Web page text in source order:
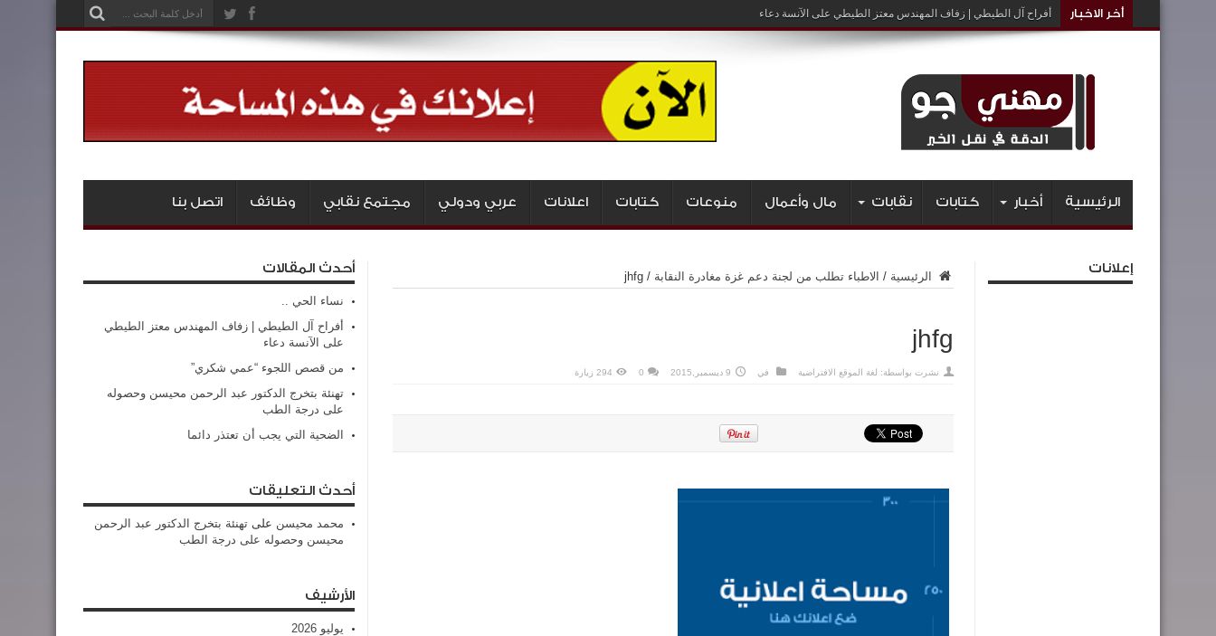
أخر الاخبار أفراح آل الطيطي | زفاف المهندس معتز الطيطي على الآنسة دعاء
الرئيسية أخبار كتابات نقابات مال وأعمال منوعات كتابات اعلانات عربي ودولي مجتمع نقابي وظائف اتصل بنا
الرئيسية / الاطباء تطلب من لجنة دعم غزة مغادرة النقابة /
jhfg
jhfg
نشرت بواسطة: لغة الموقع الافتراضية في 9 ديسمبر,2015 0 294 زيارة
إعلانات أحدث المقالات
نساء الحي ..
أفراح آل الطيطي | زفاف المهندس معتز الطيطي
على الآنسة دعاء
من قصص اللجوء “عمي شكري”
تهنئة بتخرج الدكتور عبد الرحمن محيسن وحصوله
على درجة الطب
الضحية التي يجب أن تعتذر دائما
أحدث التعليقات
محمد محيسن على تهنئة بتخرج الدكتور عبد الرحمن
محيسن وحصوله على درجة الطب
الأرشيف
يوليو 2026